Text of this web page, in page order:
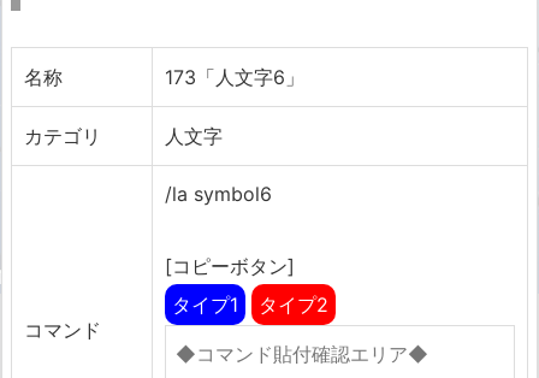
名称 173「人文字6」
カテゴリ 人文字
コマンド
/la symbol6
[コピーボタン]
タイプ1
タイプ2